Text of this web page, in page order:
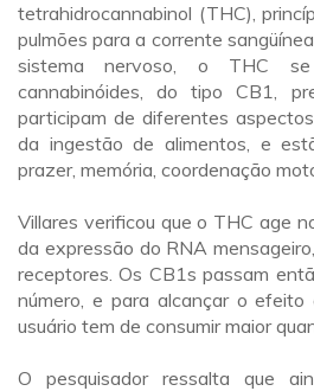
tetrahidrocannabinol (THC),
pulmões para a corrente
sistema nervoso, o THC
cannabinóides, do tipo CB1,
participam de diferentes
da ingestão de alimentos, e
prazer, memória, coordenação
Villares verificou que o THC age
da expressão do RNA
receptores. Os CB1s passam
número, e para alcançar o
usuário tem de consumir maior
O pesquisador ressalta que